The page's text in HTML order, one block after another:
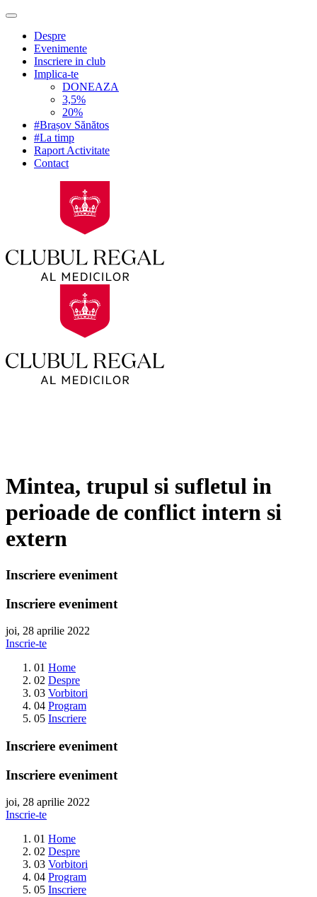
Despre
Evenimente
Inscriere in club
Implica-te
DONEAZA
3,5%
20%
#Brașov Sănătos
#La timp
Raport Activitate
Contact
Mintea, trupul si sufletul in
perioade de conflict intern si
extern
Inscriere eveniment
Inscriere eveniment
joi, 28 aprilie 2022
Inscrie-te
01 Home
02 Despre
03 Vorbitori
04 Program
05 Inscriere
Inscriere eveniment
Inscriere eveniment
joi, 28 aprilie 2022
Inscrie-te
01 Home
02 Despre
03 Vorbitori
04 Program
05 Inscriere